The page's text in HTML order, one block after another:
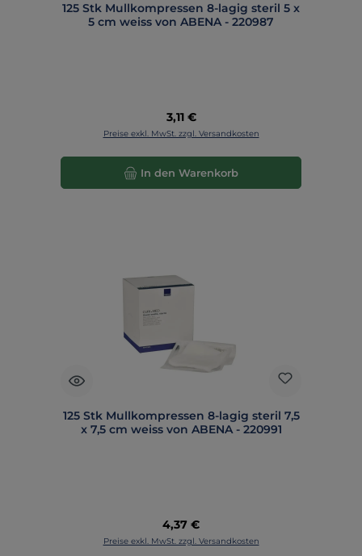
125 Stk Mullkompressen 8-lagig steril 5 x
5 cm weiss von ABENA - 220987
Regulärer Preis:
3,11 €
Preise exkl. MwSt. zzgl. Versandkosten
In den Warenkorb
125 Stk Mullkompressen 8-lagig steril 7,5
x 7,5 cm weiss von ABENA - 220991
Regulärer Preis:
4,37 €
Preise exkl. MwSt. zzgl. Versandkosten